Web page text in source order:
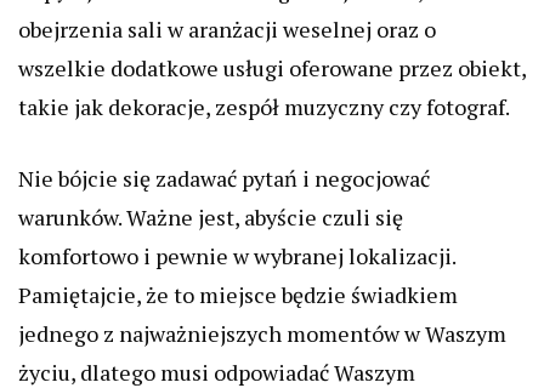
obejrzenia sali w aranżacji weselnej oraz o
wszelkie dodatkowe usługi oferowane przez obiekt,
takie jak dekoracje, zespół muzyczny czy fotograf.
Nie bójcie się zadawać pytań i negocjować
warunków. Ważne jest, abyście czuli się
komfortowo i pewnie w wybranej lokalizacji.
Pamiętajcie, że to miejsce będzie świadkiem
jednego z najważniejszych momentów w Waszym
życiu, dlatego musi odpowiadać Waszym